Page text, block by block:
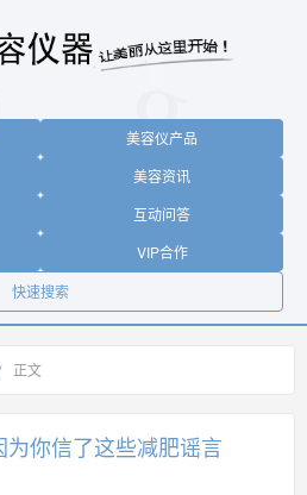
美容仪产品
美容资讯
互动问答
VIP合作
快速搜索
正文
你信了这些减肥谣言